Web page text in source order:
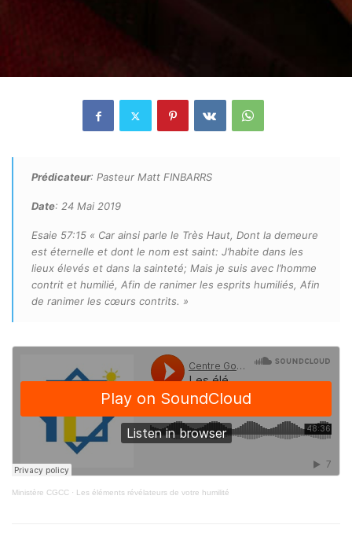
Prédicateur: Pasteur Matt FINBARRS
Date: 24 Mai 2019
Esaie 57:15 « Car ainsi parle le Très Haut, Dont la demeure
est éternelle et dont le nom est saint: J’habite dans les
lieux élevés et dans la sainteté; Mais je suis avec l’homme
contrit et humilié, Afin de ranimer les esprits humiliés, Afin
de ranimer les cœurs contrits. »
Ministère CGCC · Les éléments révélateurs de votre humilité